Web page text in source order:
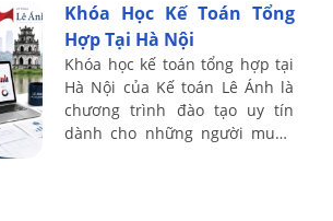
đến ...
Khóa Học Kế Toán Tổng
Hợp Tại Hà Nội
Khóa học kế toán tổng hợp tại
Hà Nội của Kế toán Lê Ánh là
chương trình đào tạo uy tín
dành cho những người muốn